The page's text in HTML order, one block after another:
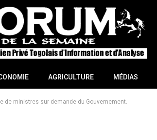
AGRICULTURE MÉDIAS
de ministres sur demande du Gouvernement.